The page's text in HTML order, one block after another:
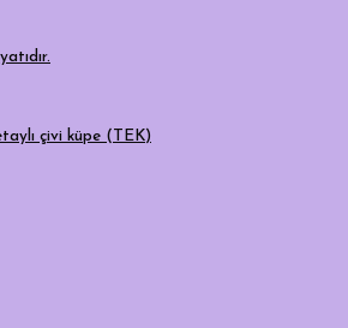
çivi küpe (TEK)